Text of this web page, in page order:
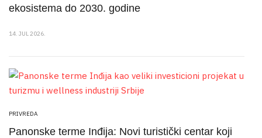
ekosistema do 2030. godine
14. JUL 2026.
PRIVREDA
Panonske terme Inđija: Novi turistički centar koji